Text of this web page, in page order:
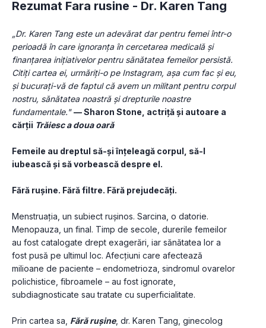
Rezumat Fara rusine - Dr. Karen Tang
„Dr. Karen Tang este un adevărat dar pentru femei într-o
perioadă în care ignoranța în cercetarea medicală și
finanțarea inițiativelor pentru sănătatea femeilor persistă.
Citiți cartea ei, urmăriți-o pe Instagram, așa cum fac și eu,
și bucurați-vă de faptul că avem un militant pentru corpul
nostru, sănătatea noastră și drepturile noastre
fundamentale." — Sharon Stone, actriță și autoare a
cărții Trăiesc a doua oară
Femeile au dreptul să-și înțeleagă corpul, să-l
iubească și să vorbească despre el.
Fără rușine. Fără filtre. Fără prejudecăți.
Menstruația, un subiect rușinos. Sarcina, o datorie.
Menopauza, un final. Timp de secole, durerile femeilor
au fost catalogate drept exagerări, iar sănătatea lor a
fost pusă pe ultimul loc. Afecțiuni care afectează
milioane de paciente – endometrioza, sindromul ovarelor
polichistice, fibroamele – au fost ignorate,
subdiagnosticate sau tratate cu superficialitate.
Prin cartea sa, Fără rușine, dr. Karen Tang, ginecolog